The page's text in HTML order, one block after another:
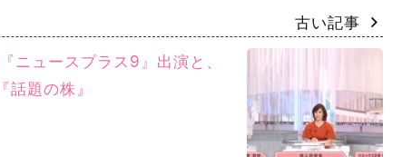
古い記事
ニュースプラス9』出演と、
話題の株』